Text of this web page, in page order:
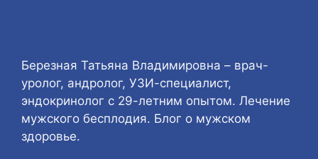
Березная Татьяна Владимировна – врач-
уролог, андролог, УЗИ-специалист,
эндокринолог с 29-летним опытом. Лечение
мужского бесплодия. Блог о мужском
здоровье.